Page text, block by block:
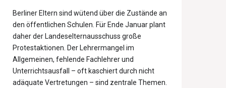
Berliner Eltern sind wütend über die Zustände an
den öffentlichen Schulen. Für Ende Januar plant
daher der Landeselternausschuss große
Protestaktionen. Der Lehrermangel im
Allgemeinen, fehlende Fachlehrer und
Unterrichtsausfall – oft kaschiert durch nicht
adäquate Vertretungen – sind zentrale Themen.